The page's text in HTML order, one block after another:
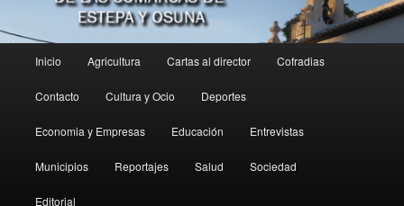
principal
Inicio Agricultura Cartas al director Cofradias
Contacto Cultura y Ocio Deportes
Economia y Empresas Educación Entrevistas
Municipios Reportajes Salud Sociedad
Editorial